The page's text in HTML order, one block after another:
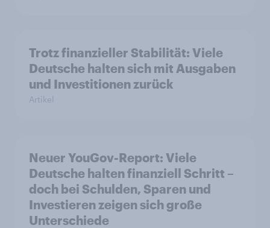
Trotz finanzieller Stabilität: Viele
Deutsche halten sich mit Ausgaben
und Investitionen zurück
Artikel
Neuer YouGov-Report: Viele
Deutsche halten finanziell Schritt –
doch bei Schulden, Sparen und
Investieren zeigen sich große
Unterschiede